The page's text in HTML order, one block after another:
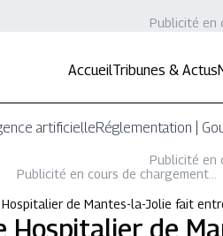
Publicité en
AccueilTribunes & Actus
artificielleRéglementation |
Publicité en
Publicité en cours de chargement...
Hospitalier de Mantes-la-Jolie fait
Hospitalier de